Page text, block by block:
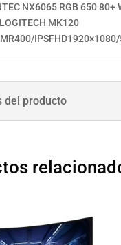
NX6065 RGB 650 80+
MK120
del producto